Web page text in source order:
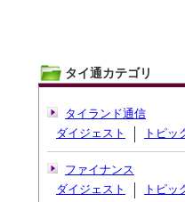
タイ通カテゴリ
タイランド通信
ダイジェスト
トピッ
ファイナンス
ダイジェスト
トピッ